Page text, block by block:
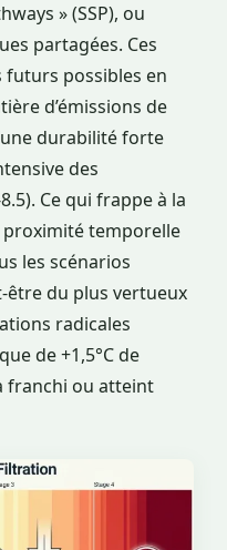
» (SSP), ou
partagées. Ces
futurs possibles en
d’émissions de
durabilité forte
des
Ce qui frappe à la
proximité temporelle
les scénarios
être du plus vertueux
radicales
de +1,5°C de
franchi ou atteint